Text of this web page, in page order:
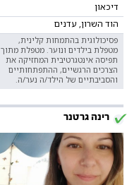
דיכאון
הוד השרון, עדנים
פסיכולוגית בהתמחות קלינית,
מטפלת בילדים ונוער. מטפלת מתוך
תפיסה אינטגרטיבית המחזיקה את
הצרכים הרגשיים, ההתפתחותיים
והסביבתיים של הילד/ה נער/ה.
רינה גרטנר